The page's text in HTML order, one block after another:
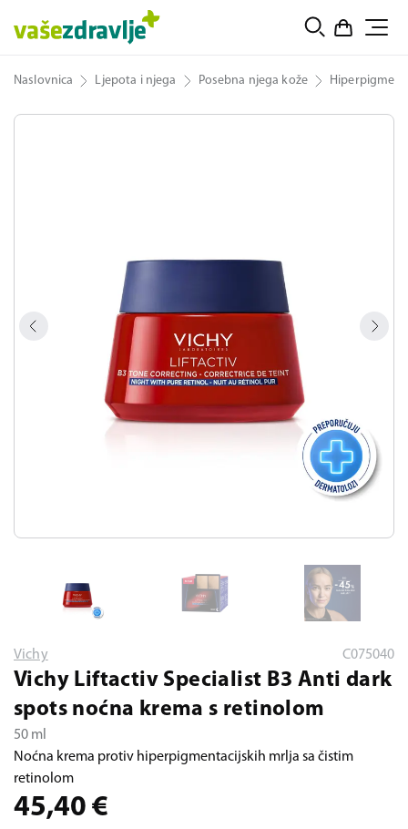
Naslovnica Ljepota i njega Posebna njega kože
Vichy C075040
Vichy Liftactiv Specialist B3 Anti dark
spots noćna krema s retinolom
50 ml
Noćna krema protiv hiperpigmentacijskih mrlja sa čistim
retinolom
45,40 €